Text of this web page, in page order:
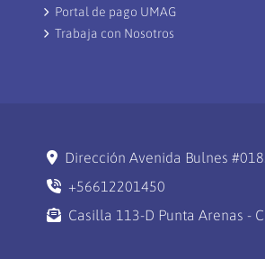
Portal de pago UMAG
Trabaja con Nosotros
Dirección Avenida Bulnes
+56612201450
Casilla 113-D Punta Arenas -